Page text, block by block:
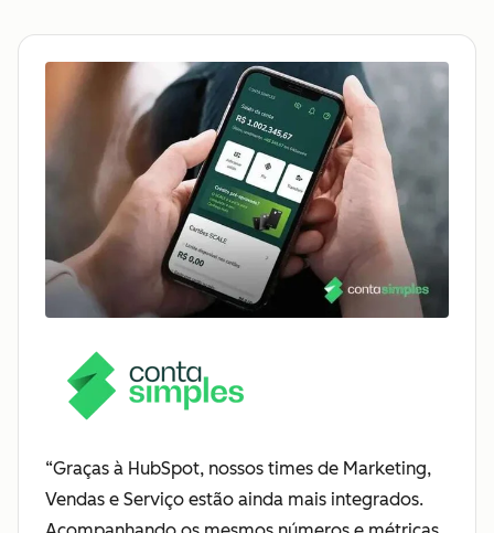
“Graças à HubSpot, nossos times de Marketing,
Vendas e Serviço estão ainda mais integrados.